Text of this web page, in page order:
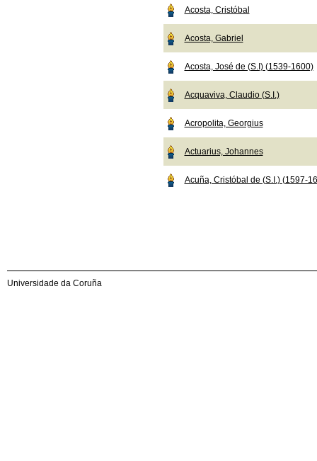
Acosta, Cristóbal
Acosta, Gabriel
Acosta, José de (S.I) (1539-1600)
Acquaviva, Claudio (S.I.)
Acropolita, Georgius
Actuarius, Johannes
Acuña, Cristóbal de (S.I.) (1597-
Universidade da Coruña